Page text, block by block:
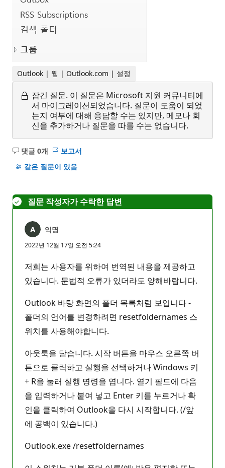
Outlook | 웹 | Outlook.com | 설정
잠긴 질문. 이 질문은 Microsoft 지원 커뮤니티에
서 마이그레이션되었습니다. 질문이 도움이 되었
는지 여부에 대해 응답할 수는 있지만, 메모나 회
신을 추가하거나 질문을 따를 수는 없습니다.
댓글 0개
설
명
보고서
같은 질문이 있음
질문 작성자가 수락한 답변
익명
2022년 12월 17일 오전 5:24
저희는 사용자를 위하여 번역된 내용을 제공하고
있습니다. 문법적 오류가 있더라도 양해바랍니다.
Outlook 바탕 화면의 폴더 목록처럼 보입니다 -
폴더의 언어를 변경하려면 resetfoldernames 스
위치를 사용해야합니다.
아웃룩을 닫습니다. 시작 버튼을 마우스 오른쪽 버
튼으로 클릭하고 실행을 선택하거나 Windows 키
+ R을 눌러 실행 명령을 엽니다. 열기 필드에 다음
을 입력하거나 붙여 넣고 Enter 키를 누르거나 확
인을 클릭하여 Outlook을 다시 시작합니다. (/앞
에 공백이 있습니다.)
Outlook.exe /resetfoldernames